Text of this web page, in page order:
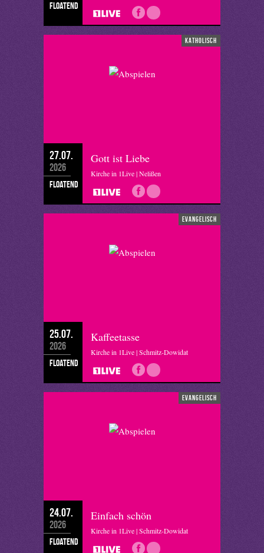
floatend
katholisch
27.07.
2026
floatend
Gott ist Liebe
Kirche in 1Live | Nelißen
evangelisch
25.07.
2026
floatend
Kaffeetasse
Kirche in 1Live | Schmitz-Dowidat
evangelisch
24.07.
2026
floatend
Einfach schön
Kirche in 1Live | Schmitz-Dowidat